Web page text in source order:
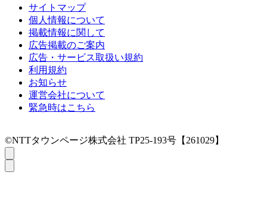
サイトマップ
個人情報について
掲載情報に関して
広告掲載のご案内
広告・サービス取扱い規約
利用規約
お知らせ
運営会社について
緊急時はこちら
©NTTタウンページ株式会社 TP25-193号【261029】